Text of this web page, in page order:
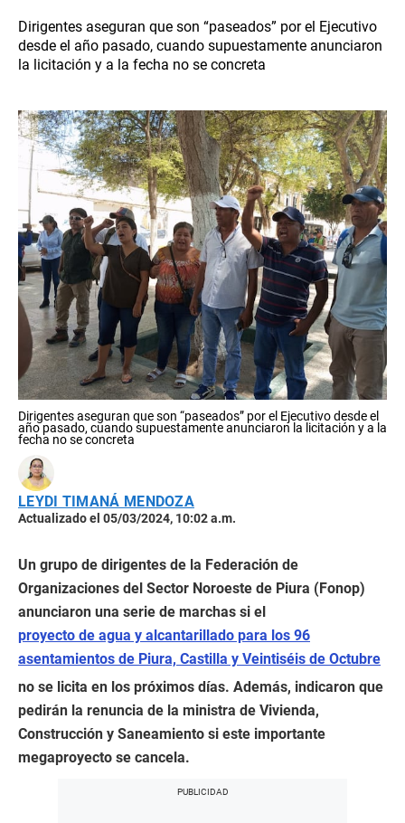
Dirigentes aseguran que son “paseados” por el Ejecutivo
desde el año pasado, cuando supuestamente anunciaron
la licitación y a la fecha no se concreta
Dirigentes aseguran que son “paseados” por el Ejecutivo desde el
año pasado, cuando supuestamente anunciaron la licitación y a la
fecha no se concreta
LEYDI TIMANÁ MENDOZA
Actualizado el 05/03/2024, 10:02 a.m.
Un grupo de dirigentes de la Federación de
Organizaciones del Sector Noroeste de Piura (Fonop)
anunciaron una serie de marchas si el
proyecto de agua y alcantarillado para los 96
asentamientos de Piura, Castilla y Veintiséis de Octubre
no se licita en los próximos días. Además, indicaron que
pedirán la renuncia de la ministra de Vivienda,
Construcción y Saneamiento si este importante
megaproyecto se cancela.